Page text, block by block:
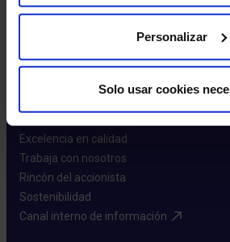
Personalizar
Solo usar cookies
Sobre nosotros
Excelencia en calidad​
Trabaja con nosotros​
Rincón del accionista​
Sostenibilidad​
Canal interno de información​